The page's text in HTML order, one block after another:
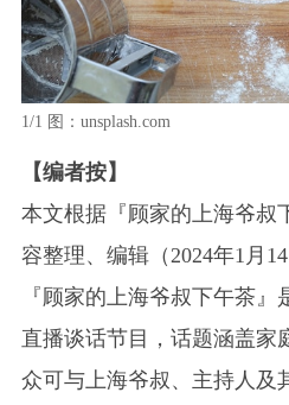
1/1 图：unsplash.com
【编者按】
本文根据『顾家的上海爷叔
容整理、编辑（2024年1月14
『顾家的上海爷叔下午茶』
直播谈话节目，话题涵盖家
众可与上海爷叔、主持人及